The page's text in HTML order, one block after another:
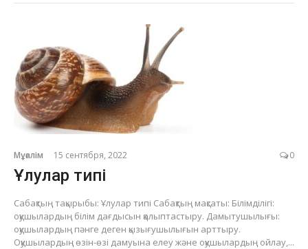
Мұғалім 15 сентября, 2022 0
Ұлулар типі
Сабақтың тақырыбы: Ұлулар типі Сабақтың мақсаты: Білімділігі:
оқушылардың білім дағдысын қалыптастыру. Дамытушылығы:
оқушылардың пәнге деген қызығушылығын арттыру.
Оқушылардың өзін-өзі дамуына елеу және оқушылардың ойлау,...